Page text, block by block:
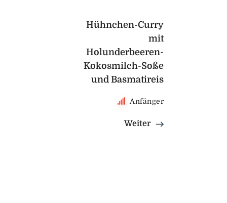
Hühnchen-Curry
mit
Holunderbeeren-
Kokosmilch-Soße
und Basmatireis
Anfänger
Weiter